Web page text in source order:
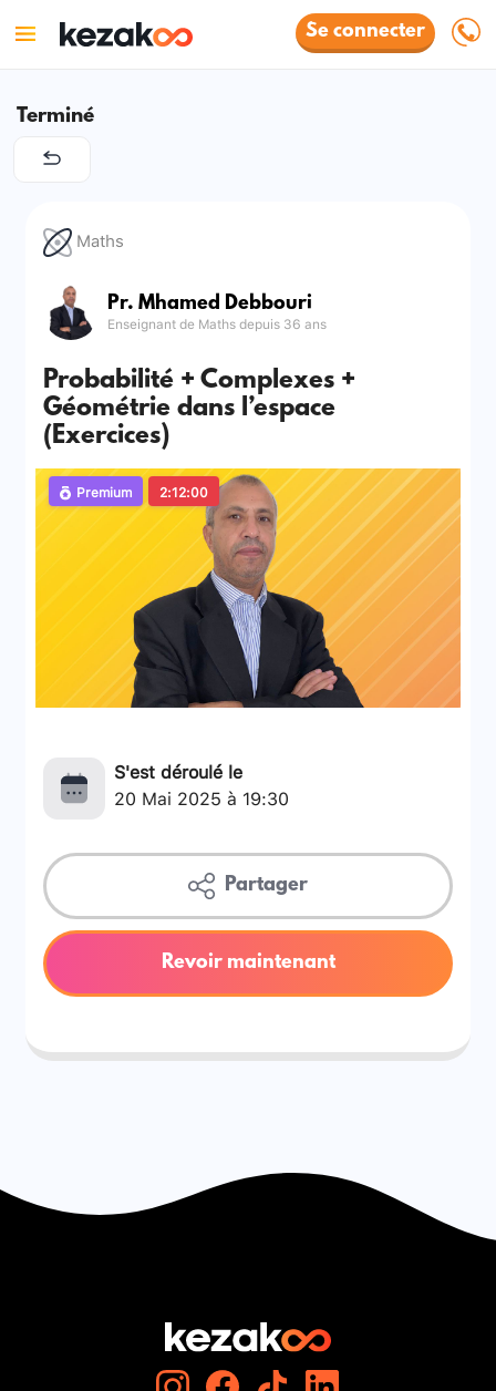
Se connecter
Terminé
Maths
Pr. Mhamed Debbouri
Enseignant de Maths depuis 36 ans
Probabilité + Complexes +
Géométrie dans l’espace
(Exercices)
Premium 2:12:00
S'est déroulé le
20 Mai 2025 à 19:30
Partager
Revoir maintenant